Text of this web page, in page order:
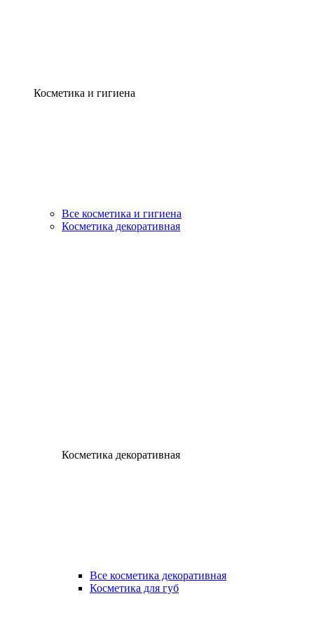
Косметика и гигиена
Все косметика и гигиена
Косметика декоративная
Косметика декоративная
Все косметика декоративная
Косметика для губ